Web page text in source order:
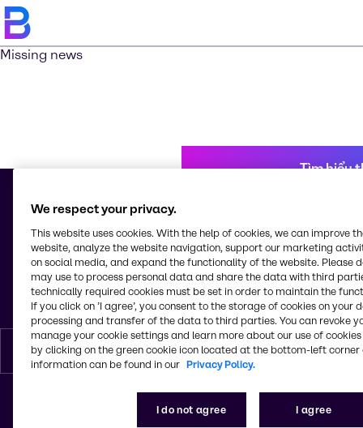
Missing news
Tìm hiểu
© 2026 -
120 Hoang Hoa Tham Street, Ward 7
Binh Thanh District
700000
Việt Nam
Tiếng Việt
Thay đổi địa điểm
We respect your privacy.
This website uses cookies. With the help of cookies, we can improve
website, analyze the website navigation, support our marketing
on social media, and expand the functionality of the website. Please
may use to process personal data and share the data with third
technically required cookies must be set in order to maintain the
If you click on ’I agree’, you consent to the storage of cookies on your
processing and transfer of the data to third parties. You can revoke
manage your cookie settings and learn more about our use of cookies
by clicking on the green cookie icon located at the bottom-left corner
information can be found in our Privacy Policy.
I do not agree I agree